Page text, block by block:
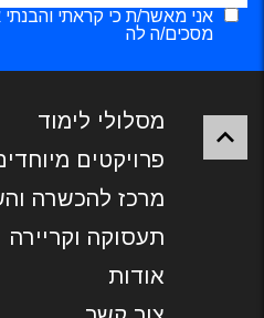
אני מאשר/ת כי קראתי
מסכים/ה לה
מסלולי לימוד
פרויקטים
מרכז להכשרה
תעסוקה וקריירה
אודות